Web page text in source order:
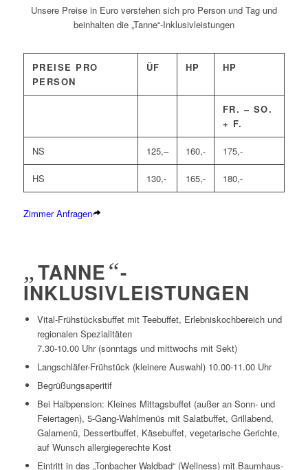
Unsere Preise in Euro verstehen sich pro Person und Tag und
beinhalten die „Tanne“-Inklusivleistungen
PREISE PRO
PERSON
ÜF HP HP
FR. – SO.
+ F.
NS 125,– 160,- 175,-
HS 130,- 165,- 180,-
Zimmer Anfragen
„TANNE“-
INKLUSIVLEISTUNGEN
Vital-Frühstücksbuffet mit Teebuffet, Erlebniskochbereich und
regionalen Spezialitäten
7.30-10.00 Uhr (sonntags und mittwochs mit Sekt)
Langschläfer-Frühstück (kleinere Auswahl) 10.00-11.00 Uhr
Begrüßungsaperitif
Bei Halbpension: Kleines Mittagsbuffet (außer an Sonn- und
Feiertagen), 5-Gang-Wahlmenüs mit Salatbuffet, Grillabend,
Galamenü, Dessertbuffet, Käsebuffet, vegetarische Gerichte,
auf Wunsch allergiegerechte Kost
Eintritt in das „Tonbacher Waldbad“ (Wellness) mit Baumhaus-